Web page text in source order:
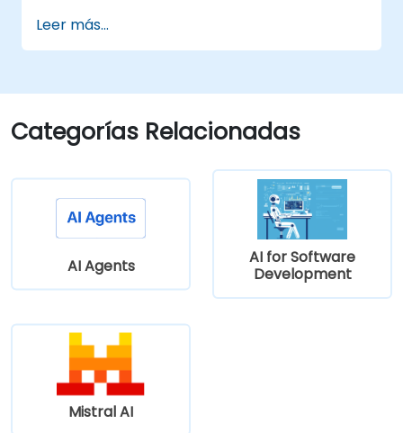
Personalizar el comportamiento de
Tabnine según su estilo de codificación y
Comprender cómo funciona el modelo de
IA de Tabnine específicamente con
código Python.
Leer más...
Categorías Relacionadas
AI Agents
AI for Software
Development
Mistral AI